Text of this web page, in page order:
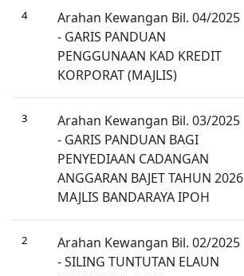
4
Arahan Kewangan Bil. 04/2025
- GARIS PANDUAN
PENGGUNAAN KAD KREDIT
KORPORAT (MAJLIS)
3
Arahan Kewangan Bil. 03/2025
- GARIS PANDUAN BAGI
PENYEDIAAN CADANGAN
ANGGARAN BAJET TAHUN 2026
MAJLIS BANDARAYA IPOH
2
Arahan Kewangan Bil. 02/2025
- SILING TUNTUTAN ELAUN